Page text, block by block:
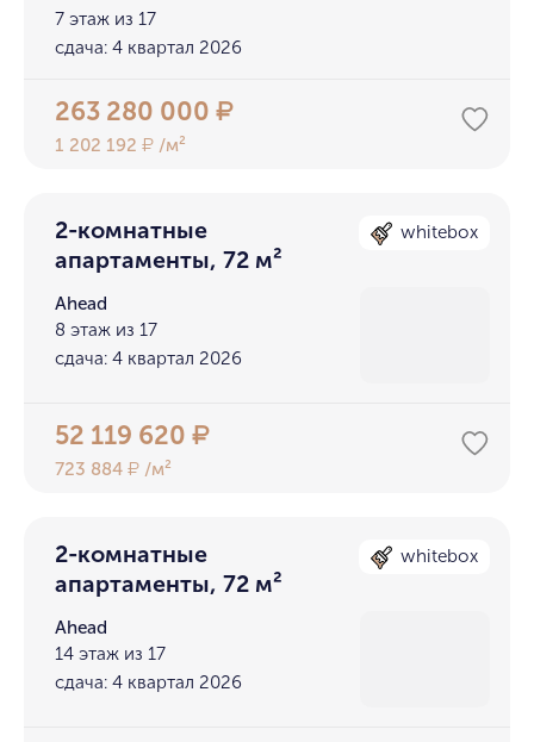
7 этаж из 17
сдача: 4 квартал 2026
263 280 000₽
1 202 192₽ /м²
2-комнатные
апартаменты, 72 м²
whitebox
Ahead
8 этаж из 17
сдача: 4 квартал 2026
52 119 620₽
723 884₽ /м²
2-комнатные
апартаменты, 72 м²
whitebox
Ahead
14 этаж из 17
сдача: 4 квартал 2026